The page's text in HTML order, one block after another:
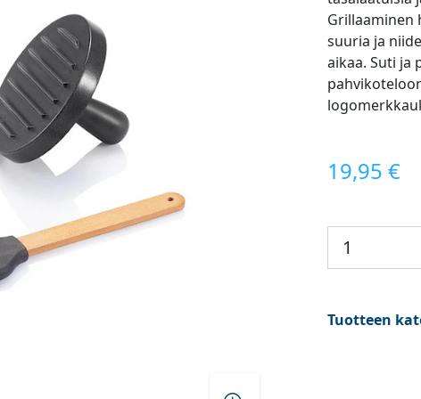
Grillaaminen
suuria ja
aikaa. Suti ja
19,95 €
Tuotteen